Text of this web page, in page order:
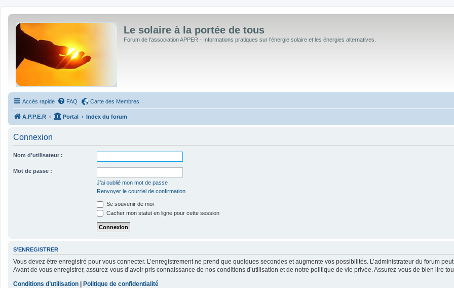
Le solaire à la portée de tous
Forum de l'association APPER - Informations pratiques sur l'énergie solaire et les énergies alternatives.
Accès rapide FAQ Carte des Membres
A.P.P.E.R Portal Index du forum
Connexion
Nom d’utilisateur :
Mot de passe :
J’ai oublié mon mot de passe
Renvoyer le courriel de confirmation
Se souvenir de moi
Cacher mon statut en ligne pour cette session
S’ENREGISTRER
Vous devez être enregistré pour vous connecter. L’enregistrement ne prend que quelques secondes et augmente vos possibilités. L’administrateur du forum
Avant de vous enregistrer, assurez-vous d’avoir pris connaissance de nos conditions d’utilisation et de notre politique de vie privée. Assurez-vous de bien lire
Conditions d’utilisation | Politique de confidentialité